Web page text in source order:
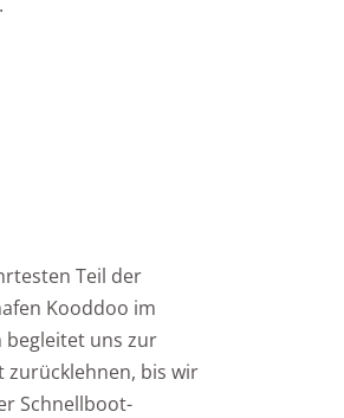
Teil der
Kooddoo im
begleitet uns zur
zurücklehnen, bis wir
Schnellboot-